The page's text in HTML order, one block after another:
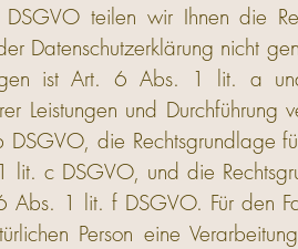
teilen wir Ihnen die
Datenschutzerklärung nicht
ist Art. 6 Abs. 1 lit. a
Leistungen und
die Rechtsgrundlage
lit. c DSGVO, und die
Abs. 1 lit. f DSGVO. Für den
Person eine